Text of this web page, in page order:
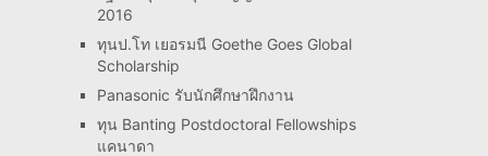
2016
ทุนป.โท เยอรมนี Goethe Goes Global
Scholarship
Panasonic รับนักศึกษาฝึกงาน
ทุน Banting Postdoctoral Fellowships
แคนาดา